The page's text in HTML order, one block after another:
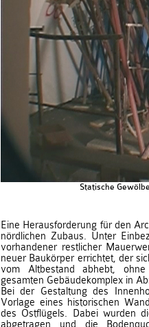
Statische
Eine Herausforderung für den
nördlichen Zubaus. Unter
vorhandener restlicher
neuer Baukörper errichtet, der
vom Altbestand abhebt,
gesamten Gebäudekomplex in
Bei der Gestaltung des
Vorlage eines historischen
des Ostflügels. Dabei wurden
abgetragen und die